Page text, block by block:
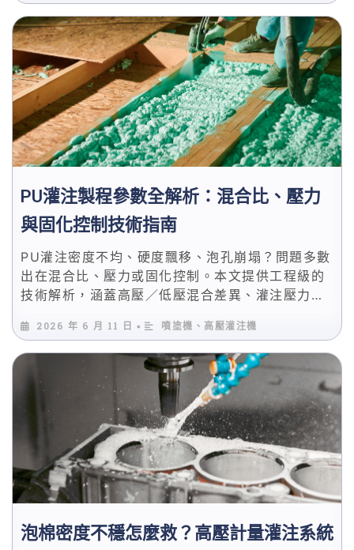
PU灌注製程參數全解析：混合比、壓力
與固化控制技術指南
PU灌注密度不均、硬度飄移、泡孔崩塌？問題多數
出在混合比、壓力或固化控制。本文提供工程級的
技術解析，涵蓋高壓／低壓混合差異、灌注壓力設
自成皮的參數對照表。
2026 年 6 月 11 日 • 噴塗機、高壓灌注機
泡棉密度不穩怎麼救？高壓計量灌注系統